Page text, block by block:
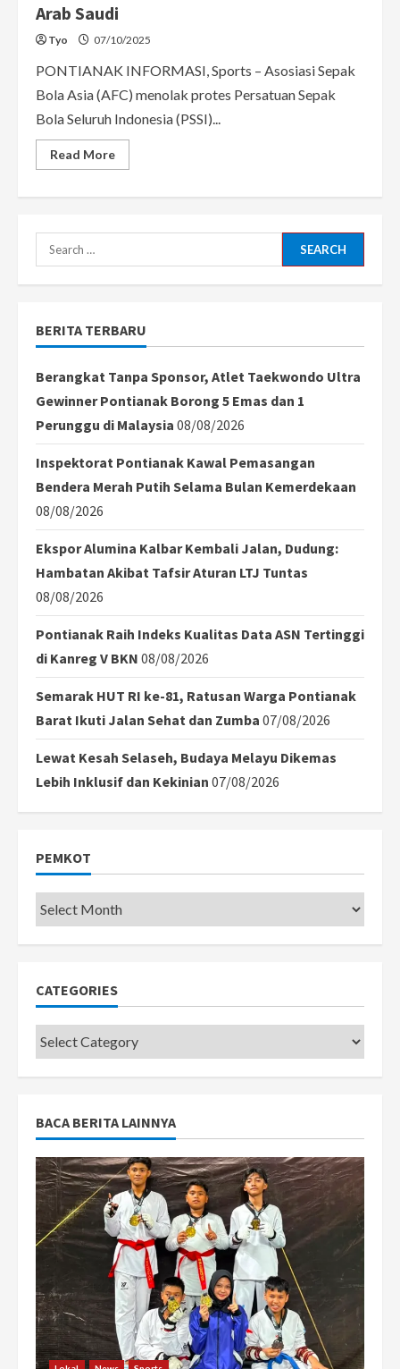
Arab Saudi
Tyo 07/10/2025
PONTIANAK INFORMASI, Sports – Asosiasi Sepak
Bola Asia (AFC) menolak protes Persatuan Sepak
Bola Seluruh Indonesia (PSSI)...
Read MoreRead
more
Tetap
vs
Search
for:
BERITA TERBARU
Berangkat Tanpa Sponsor, Atlet Taekwondo Ultra
Gewinner Pontianak Borong 5 Emas dan 1
Perunggu di Malaysia 08/08/2026
Inspektorat Pontianak Kawal Pemasangan
Bendera Merah Putih Selama Bulan Kemerdekaan
08/08/2026
Ekspor Alumina Kalbar Kembali Jalan, Dudung:
Hambatan Akibat Tafsir Aturan LTJ Tuntas
08/08/2026
Pontianak Raih Indeks Kualitas Data ASN Tertinggi
di Kanreg V BKN 08/08/2026
Semarak HUT RI ke-81, Ratusan Warga Pontianak
Barat Ikuti Jalan Sehat dan Zumba 07/08/2026
Lewat Kesah Selaseh, Budaya Melayu Dikemas
Lebih Inklusif dan Kekinian 07/08/2026
PEMKOT
Pemkot
CATEGORIES
Categories
BACA BERITA LAINNYA